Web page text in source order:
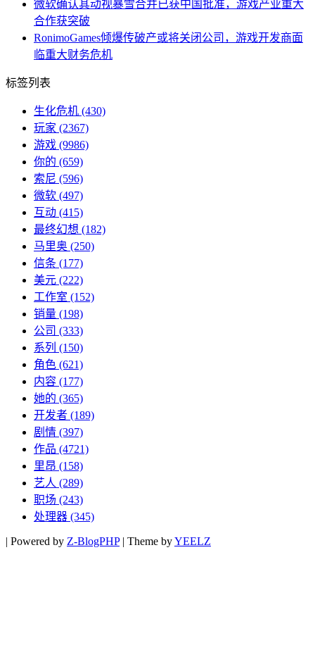
微软确认其动视暴雪合并已获中国批准，游戏产业重大
合作获突破
RonimoGames倾爆传破产或将关闭公司，游戏开发商面
临重大财务危机
标签列表
生化危机 (430)
玩家 (2367)
游戏 (9986)
你的 (659)
索尼 (596)
微软 (497)
互动 (415)
最终幻想 (182)
马里奥 (250)
信条 (177)
美元 (222)
工作室 (152)
销量 (198)
公司 (333)
系列 (150)
角色 (621)
内容 (177)
她的 (365)
开发者 (189)
剧情 (397)
作品 (4721)
里昂 (158)
艺人 (289)
职场 (243)
处理器 (345)
| Powered by Z-BlogPHP | Theme byYEELZ